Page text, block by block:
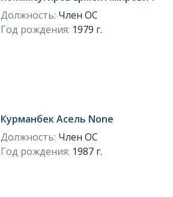
Должность: Член ОС
Год рождения: 1979 г.
Курманбек Асель None
Должность: Член ОС
Год рождения: 1987 г.